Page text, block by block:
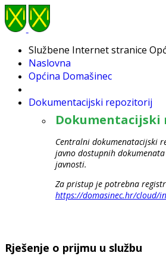
Službene Internet stranice
Naslovna
Općina Domašinec
Dokumentacijski repozitorij
Dokumentacijski
Centralni dokumenatacijski
javno dostupnih
javnosti.
Za pristup je potrebna
https://domasinec.hr/cloud/
Rješenje o prijmu u službu